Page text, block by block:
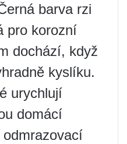
barva rzi
pro korozní
dochází, když
kyslíku.
urychlují
domácí